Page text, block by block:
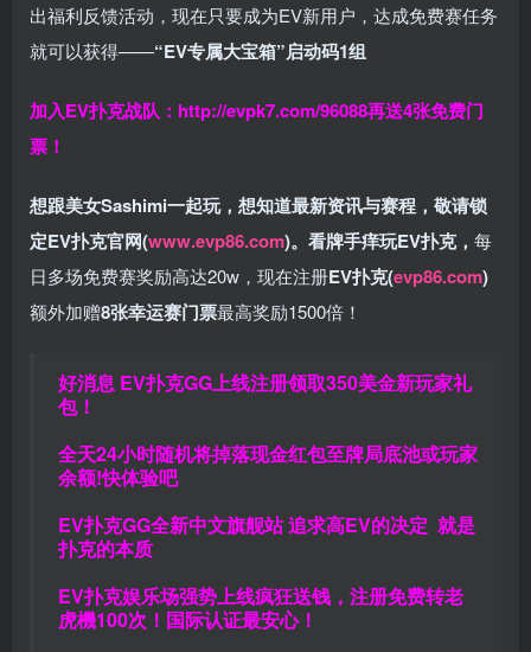
出福利反馈活动，现在只要成为EV新用户，达成免费赛任务
就可以获得——“EV专属大宝箱”启动码1组
加入EV扑克战队： http://evpk7.com/96088再送4张免费门
票！
想跟美女Sashimi一起玩， 想知道最新资讯与赛程， 敬请锁
定EV扑克官网(www.evp86.com)。 看牌手痒玩EV扑克， 每
日多场免费赛奖励高达20w，现在注册EV扑克(evp86.com)
额外加赠8张幸运赛门票最高奖励1500倍！
好消息 EV扑克GG上线注册领取350美金新玩家礼
包！
全天24小时随机将掉落现金红包至牌局底池或玩家
余额!快体验吧
EV扑克GG全新中文旗舰站追求高EV的决定 就是
扑克的本质
EV扑克娱乐场强势上线疯狂送钱，注册免费转老
虎機100次！国际认证最安心！